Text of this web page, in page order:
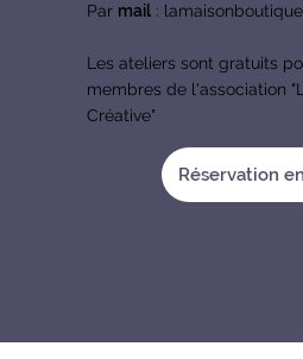
Réservation
Par mail:
Les ateliers sont gratuits
membres de l'association
Créative"